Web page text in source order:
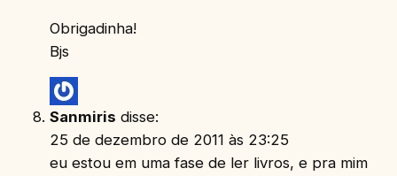
Obrigadinha!
Bjs
Sanmiris disse:
25 de dezembro de 2011 às 23:25
eu estou em uma fase de ler livros, e pra mim